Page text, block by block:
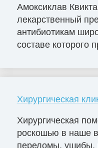
Амоксиклав
лекарственный
антибиотикам
составе которого
Хирургическая
Хирургическая
роскошью в наше
переломы, ушибы,